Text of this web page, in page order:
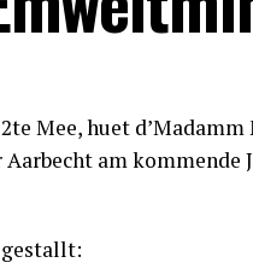
Mee, huet
am kommende
gestallt: